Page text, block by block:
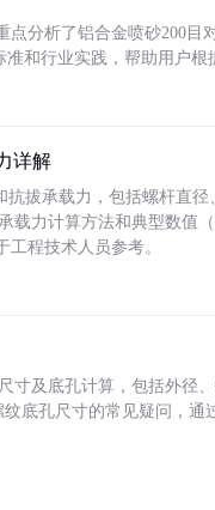
分析了铝合金喷砂200目
和行业实践，帮助用户根
详解
拔承载力，包括螺杆直
载力计算方法和典型数值
程技术人员参考。
寸及底孔计算，包括外径
纹底孔尺寸的常见疑问，